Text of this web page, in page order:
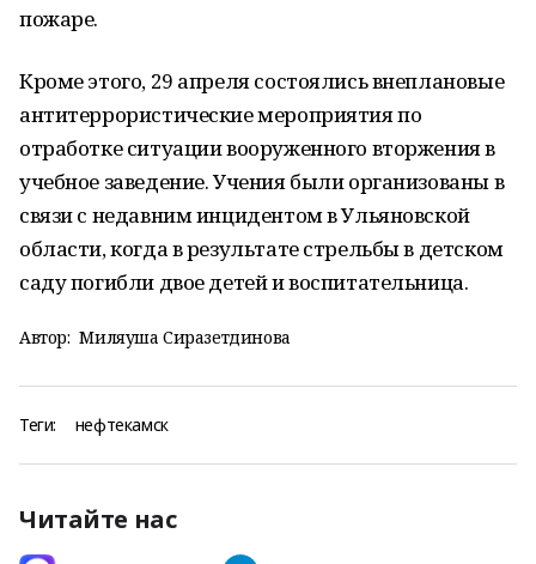
пожаре.
Кроме этого, 29 апреля состоялись внеплановые
антитеррористические мероприятия по
отработке ситуации вооруженного вторжения в
учебное заведение. Учения были организованы в
связи с недавним инцидентом в Ульяновской
области, когда в результате стрельбы в детском
саду погибли двое детей и воспитательница.
Автор: Миляуша Сиразетдинова
Теги: нефтекамск
Читайте нас